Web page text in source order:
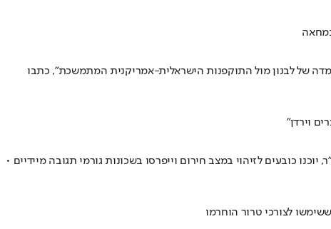
של לבנון מול התוקפנות הישראלית-אמריקנית המתמשכת", כתבו
וירדן"
יוכנו כובעים לזיהוי במצב חירום וייפרסו בשכונות גורמי תגובה מיידיים •